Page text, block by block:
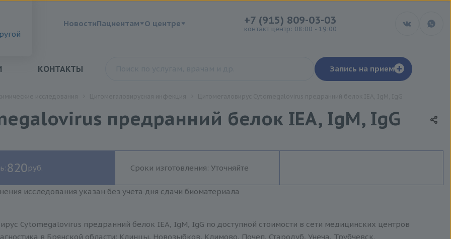
НовостиПациентам О центре +7 (915) 809-03-03
контакт центр: 08:00 - 19:00
КОНТАКТЫ Запись на прием +
предранний белок IEA, IgM, IgG
820руб. Сроки изготовления: Уточняйте
исследования указан без учета дня сдачи биоматериала
Cytomegalovirus предранний белок IEA, IgM, IgG по доступной стоимости в сети медицинских центров
в Брянской области: Клинцы, Новозыбков, Климово, Почеп, Стародуб, Унеча, Трубчевск.